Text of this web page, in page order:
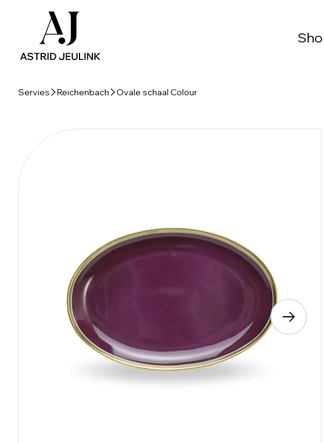
Servies Reichenbach Ovale schaal Colour